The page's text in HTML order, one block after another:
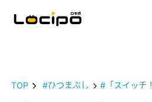
TOP #ひつまぶし #「スイッチ！